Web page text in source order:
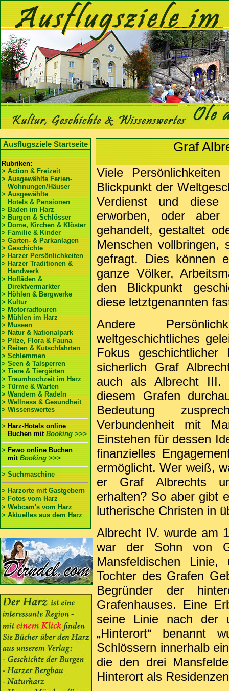
Ausflugsziele Startseite
Rubriken:
> Action & Freizeit
> Ausgewählte Ferien-
Wohnungen/Häuser
> Ausgewählte
Hotels & Pensionen
> Baden im Harz
> Burgen & Schlösser
> Dome, Kirchen & Klöster
> Familie & Kinder
> Garten- & Parkanlagen
> Geschichte
> Harzer Persönlichkeiten
> Harzer Traditionen &
Handwerk
> Hofläden &
Direktvermarkter
> Höhlen & Bergwerke
> Kultur
> Motorradtouren
> Mühlen im Harz
> Museen
> Natur & Nationalpark
> Pilze, Flora & Fauna
> Reiten & Kutschfahrten
> Schlemmen
> Seen & Talsperren
> Tiere & Tiergärten
> Traumhochzeit im Harz
> Türme & Warten
> Wandern & Radeln
> Wellness & Gesundheit
> Wissenswertes
>Harz-Hotels online
Buchen mit Booking >>>
>Fewo online Buchen
mit Booking >>>
> Suchmaschine
> Harzorte mit Gastgebern
> Fotos vom Harz
> Webcam's vom Harz
> Aktuelles aus dem Harz
Graf
Viele
Blickpunkt der
Verdienst und diese
erworben, oder
gehandelt, gestaltet
Menschen vollbringen,
gefragt. Dies können
ganze Völker,
den Blickpunkt
diese letztgenannten
Andere
weltgeschichtliches
Fokus
sicherlich Graf
auch als Albrecht III.
diesem Grafen
Bedeutung
Verbundenheit mit
Einstehen für dessen
finanzielles
ermöglicht. Wer weiß,
er Graf Albrechts
erhalten? So aber gibt
lutherische Christen in
Albrecht IV. wurde am
war der Sohn von
Mansfeldischen
Tochter des Grafen
Begründer der
Grafenhauses. Eine
seine Linie nach der
„Hinterort“ benannt
Schlössern innerhalb
die den drei
Hinterort als